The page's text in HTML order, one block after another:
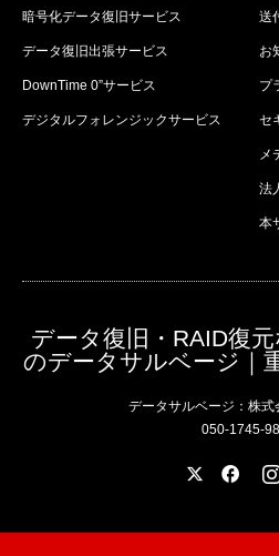
暗号化データ復旧サービス
データ復旧出張サービス
DownTime 0”サービス
デジタルフォレンジックサービス
送
お
プ
セ
メ
法
本
データ復旧・RAID復
のデータサルベージ｜
データサルベージ：株式
050-1745-